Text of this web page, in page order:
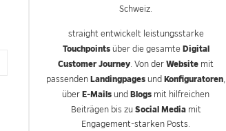
Schweiz.
straight entwickelt leistungsstarke
Touchpointsüber die gesamte Digital
Customer Journey. Von derWebsite mit
passenden Landingpages und Konfiguratoren,
über E-Mails und Blogs mit hilfreichen
Beiträgen bis zu Social Mediamit
Engagement-starken Posts.